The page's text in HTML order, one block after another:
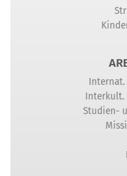
Interkult.
Studien-